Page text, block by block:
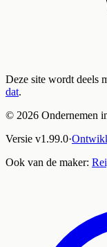
Deze site wordt deels
dat.
© 2026 Ondernemen
Versie v1.99.0·
Ook van de maker: